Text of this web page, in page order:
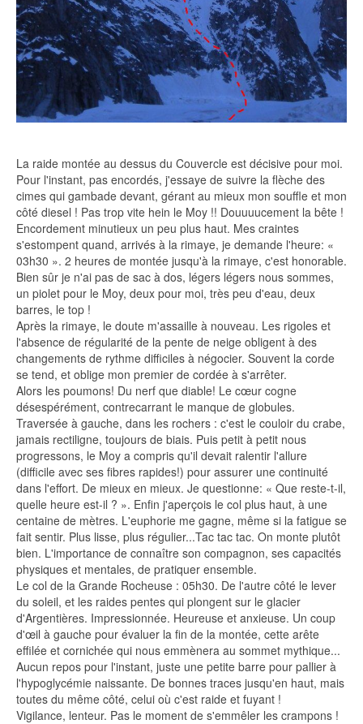
La raide montée au dessus du Couvercle est décisive pour moi.
Pour l'instant, pas encordés, j'essaye de suivre la flèche des
cimes qui gambade devant, gérant au mieux mon souffle et mon
côté diesel ! Pas trop vite hein le Moy !! Douuuucement la bête !
Encordement minutieux un peu plus haut. Mes craintes
s'estompent quand, arrivés à la rimaye, je demande l'heure: «
03h30 ». 2 heures de montée jusqu'à la rimaye, c'est honorable.
Bien sûr je n'ai pas de sac à dos, légers légers nous sommes,
un piolet pour le Moy, deux pour moi, très peu d'eau, deux
barres, le top !
Après la rimaye, le doute m'assaille à nouveau. Les rigoles et
l'absence de régularité de la pente de neige obligent à des
changements de rythme difficiles à négocier. Souvent la corde
se tend, et oblige mon premier de cordée à s'arrêter.
Alors les poumons! Du nerf que diable! Le cœur cogne
désespérément, contrecarrant le manque de globules.
Traversée à gauche, dans les rochers : c'est le couloir du crabe,
jamais rectiligne, toujours de biais. Puis petit à petit nous
progressons, le Moy a compris qu'il devait ralentir l'allure
(difficile avec ses fibres rapides!) pour assurer une continuité
dans l'effort. De mieux en mieux. Je questionne: « Que reste-t-il,
quelle heure est-il ? ». Enfin j'aperçois le col plus haut, à une
centaine de mètres. L'euphorie me gagne, même si la fatigue se
fait sentir. Plus lisse, plus régulier...Tac tac tac. On monte plutôt
bien. L'importance de connaître son compagnon, ses capacités
physiques et mentales, de pratiquer ensemble.
Le col de la Grande Rocheuse : 05h30. De l'autre côté le lever
du soleil, et les raides pentes qui plongent sur le glacier
d'Argentières. Impressionnée. Heureuse et anxieuse. Un coup
d'œil à gauche pour évaluer la fin de la montée, cette arête
effilée et cornichée qui nous emmènera au sommet mythique...
Aucun repos pour l'instant, juste une petite barre pour pallier à
l'hypoglycémie naissante. De bonnes traces jusqu'en haut, mais
toutes du même côté, celui où c'est raide et fuyant !
Vigilance, lenteur. Pas le moment de s'emmêler les crampons !